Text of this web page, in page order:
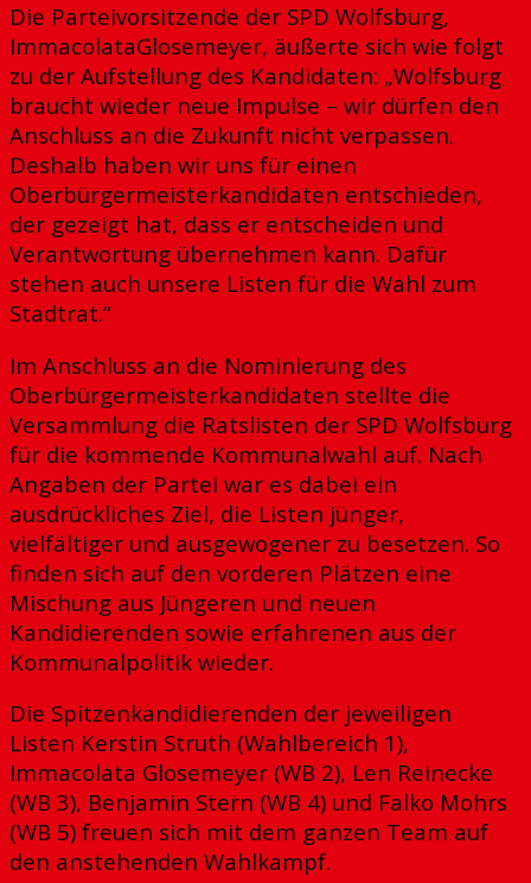
Die Parteivorsitzende der SPD Wolfsburg,
ImmacolataGlosemeyer, äußerte sich wie folgt
zu der Aufstellung des Kandidaten: „Wolfsburg
braucht wieder neue Impulse – wir dürfen den
Anschluss an die Zukunft nicht verpassen.
Deshalb haben wir uns für einen
Oberbürgermeisterkandidaten entschieden,
der gezeigt hat, dass er entscheiden und
Verantwortung übernehmen kann. Dafür
stehen auch unsere Listen für die Wahl zum
Stadtrat.“
Im Anschluss an die Nominierung des
Oberbürgermeisterkandidaten stellte die
Versammlung die Ratslisten der SPD Wolfsburg
für die kommende Kommunalwahl auf. Nach
Angaben der Partei war es dabei ein
ausdrückliches Ziel, die Listen jünger,
vielfältiger und ausgewogener zu besetzen. So
finden sich auf den vorderen Plätzen eine
Mischung aus Jüngeren und neuen
Kandidierenden sowie erfahrenen aus der
Kommunalpolitik wieder.
Die Spitzenkandidierenden der jeweiligen
Listen Kerstin Struth (Wahlbereich 1),
Immacolata Glosemeyer (WB 2), Len Reinecke
(WB 3), Benjamin Stern (WB 4) und Falko Mohrs
(WB 5) freuen sich mit dem ganzen Team auf
den anstehenden Wahlkampf.